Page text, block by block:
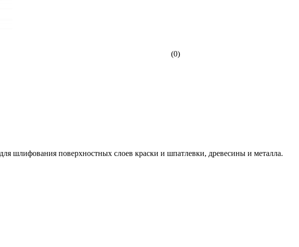
(0)
шлифования поверхностных слоев краски и шпатлевки, древесины и металла.